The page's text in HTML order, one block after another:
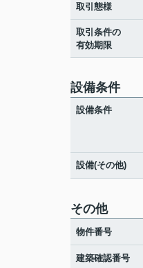
取引態様
取引条件の
有効期限
設備条件
設備条件
設備(その他)
その他
物件番号
建築確認番号